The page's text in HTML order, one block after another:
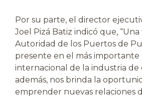
Por su parte, el director
Joel Pizá Batiz indicó que, “Una
Autoridad de los Puertos de
presente en el más importante
internacional de la industria de
además, nos brinda la
emprender nuevas relaciones